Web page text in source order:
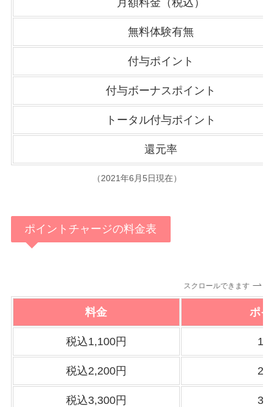
月額料金（税込）
無料体験有無
付与ポイント
付与ボーナスポイント
トータル付与ポイント
還元率
（2021年6月5日現在）
ポイントチャージの料金表
スクロールできます
料金 ポ
税込1,100円
税込2,200円
税込3,300円